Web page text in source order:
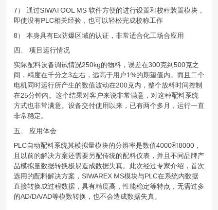
7） 通过SIWATOOL MS 软件方便的进行设置和校秤装置模块，
即使没有PLC相关经验，也可以轻松完成校称工作
8） 本身具有Ex防爆区域的认证，非常适合化工场合应用
四、 项目运行情况
实际配料设备调试情况250kg的物料，误差在300克到500克之
间，精度在千分之3左右，远高于用户1%的期望值内。而且二个
电机同时运行所产生的数值波动在200克内，整个放料时间控制
在25分钟内。这个结果对客户来说非常满意，对这种配料系统
方式也非常满意。设备交付使用以来，已有两个多月，运行一直
非常稳定。
五、 应用体会
PLC自动配料系统其模拟量模块的分辨率是数值4000和8000，
且以前的解决方案还需要另配传统的配料仪表，并且不同品牌产
品模拟量数据转换极易造成数据失真。此次经过专家介绍，首次
选用的配料解决方案，SIWAREX MS模块与PLC在系统内数据
直接转换成过程数据，具有精度高，性能稳定等特点，无需过多
的AD/DA/AD等模数转换，也不会造成数据失真。